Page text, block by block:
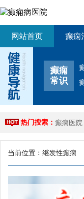
网站首页 癫痫
癫痫
常识
热门搜索： 癫痫医院
当前位置： 继发性癫痫